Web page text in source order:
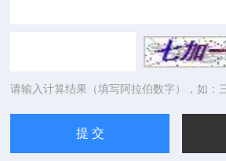
请输入计算结果（填写阿拉伯数字），如：